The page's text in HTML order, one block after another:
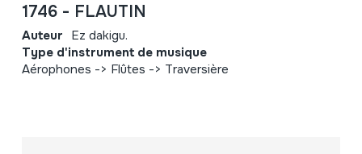
1746 - FLAUTIN
Auteur Ez dakigu.
Type d'instrument de musique
Aérophones -> Flûtes -> Traversière